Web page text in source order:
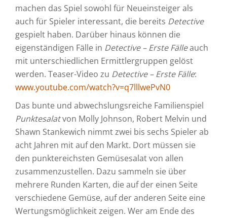
machen das Spiel sowohl für Neueinsteiger als
auch für Spieler interessant, die bereits Detective
gespielt haben. Darüber hinaus können die
eigenständigen Fälle in Detective – Erste Fälleauch
mit unterschiedlichen Ermittlergruppen gelöst
werden. Teaser-Video zu Detective – Erste Fälle:
www.youtube.com/watch?v=q7lllwePvN0
Das bunte und abwechslungsreiche Familienspiel
Punktesalatvon Molly Johnson, Robert Melvin und
Shawn Stankewich nimmt zwei bis sechs Spieler ab
acht Jahren mit auf den Markt. Dort müssen sie
den punktereichsten Gemüsesalat von allen
zusammenzustellen. Dazu sammeln sie über
mehrere Runden Karten, die auf der einen Seite
verschiedene Gemüse, auf der anderen Seite eine
Wertungsmöglichkeit zeigen. Wer am Ende des